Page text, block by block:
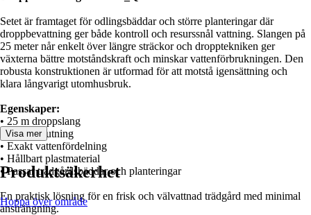
Setet är framtaget för odlingsbäddar och större planteringar där
droppbevattning ger både kontroll och resurssnål vattning. Slangen på
25 meter når enkelt över längre sträckor och dropptekniken ger
växterna bättre motståndskraft och minskar vattenförbrukningen. Den
robusta konstruktionen är utformad för att motstå igensättning och
klara långvarigt utomhusbruk.
Egenskaper:
• 25 m droppslang
• 3/4” anslutning
• Exakt vattenfördelning
• Hållbart plastmaterial
• Passar trädgårdsbäddar och planteringar
En praktisk lösning för en frisk och välvattnad trädgård med minimal
ansträngning.
Visa mer
Produktsäkerhet
Hoppa över område